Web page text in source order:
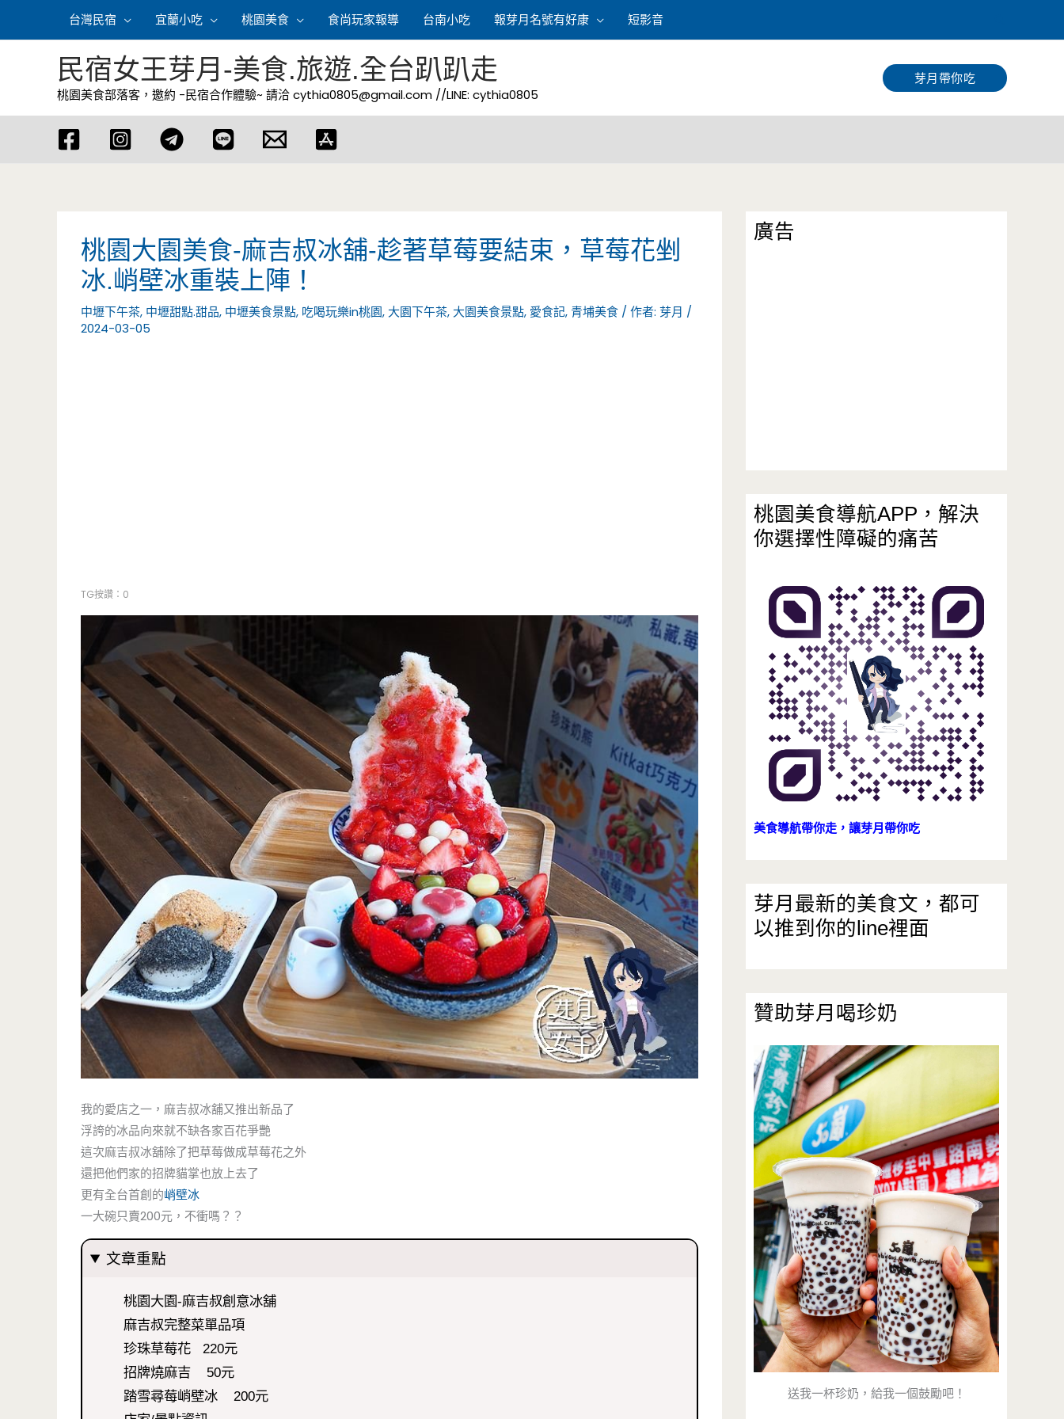
容
台灣民宿 宜蘭小吃 桃園美食 食尚玩家報導 台南小吃 報芽月名號有好康 短影音
尋
民宿女王芽月-美食.旅遊.全台趴趴走
桃園美食部落客，邀約 -民宿合作體驗~ 請洽cythia0805@gmail.com //LINE: cythia0805
芽月帶你吃
桃園大園美食-麻吉叔冰舖-趁著草莓要結束，草莓花剉
冰.峭壁冰重裝上陣！
中壢下午茶, 中壢甜點.甜品, 中壢美食景點, 吃喝玩樂in桃園, 大園下午茶, 大園美食景點, 愛食記,青埔美食 / 作者: 芽月 /
2024-03-05
TG按讚：0
我的愛店之一，麻吉叔冰舖又推出新品了
浮誇的冰品向來就不缺各家百花爭艷
這次麻吉叔冰舖除了把草莓做成草莓花之外
還把他們家的招牌貓掌也放上去了
更有全台首創的峭壁冰
一大碗只賣200元，不衝嗎？？
文章重點
桃園大園-麻吉叔創意冰舖
麻吉叔完整菜單品項
珍珠草莓花 220元
招牌燒麻吉 50元
踏雪尋莓峭壁冰 200元
廣告
桃園美食導航APP，解決
你選擇性障礙的痛苦
美食導航帶你走，讓芽月帶你吃
芽月最新的美食文，都可
以推到你的line裡面
贊助芽月喝珍奶
送我一杯珍奶，給我一個鼓勵吧！